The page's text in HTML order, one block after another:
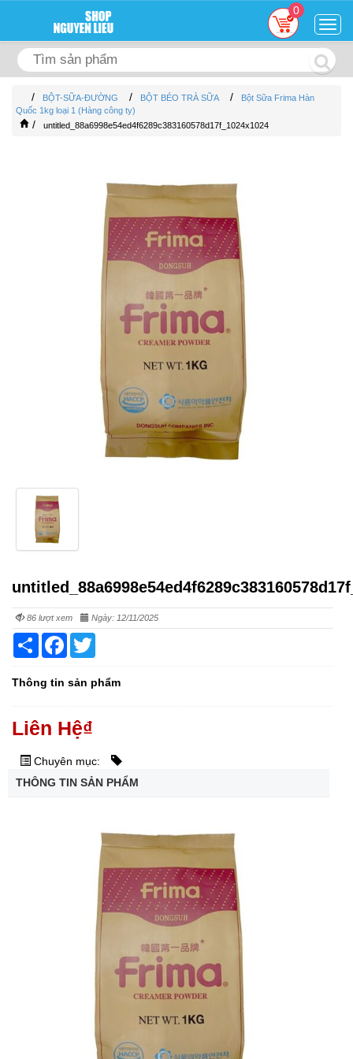
0
/ BỘT-SỮA-ĐƯỜNG / BỘT BÉO TRÀ SỮA /
Bột Sữa Frima Hàn
Quốc 1kg loại 1 (Hàng công ty)
/ untitled_88a6998e54ed4f6289c383160578d17f_1024x1024
86 lượt xem Ngày: 12/11/2025
Share Facebook
Thông tin sản phẩm
Liên Hệ₫
Chuyên mục:
THÔNG TIN SẢN PHẨM